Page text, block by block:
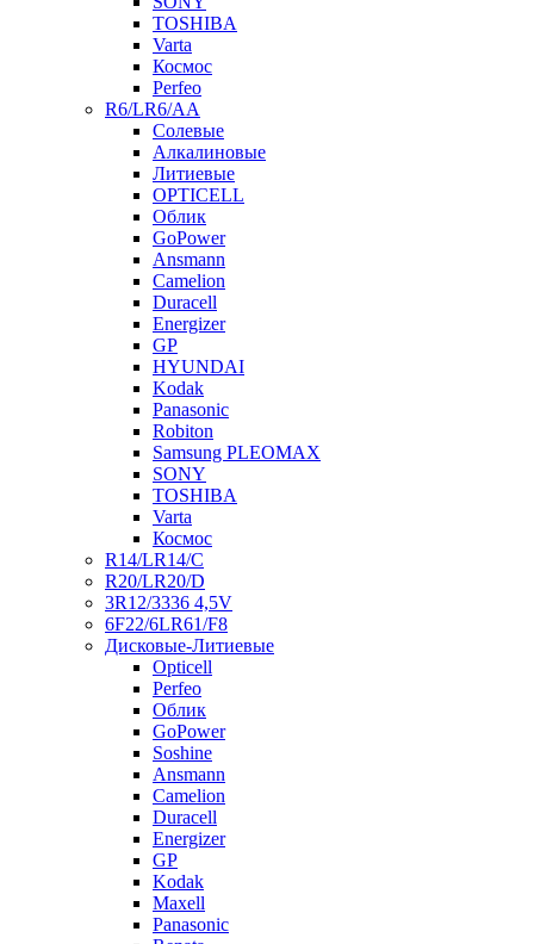
TOSHIBA
Varta
Космос
Perfeo
R6/LR6/AA
Солевые
Алкалиновые
Литиевые
OPTICELL
Облик
GoPower
Ansmann
Camelion
Duracell
Energizer
GP
HYUNDAI
Kodak
Panasonic
Robiton
Samsung PLEOMAX
SONY
TOSHIBA
Varta
Космос
R14/LR14/C
R20/LR20/D
3R12/3336 4,5V
6F22/6LR61/F8
Дисковые-Литиевые
Opticell
Perfeo
Облик
GoPower
Soshine
Ansmann
Camelion
Duracell
Energizer
GP
Kodak
Maxell
Panasonic